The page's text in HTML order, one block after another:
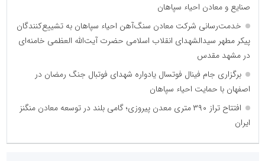
صنایع و معادن احیاء سپاهان
خدمت‌رسانی شرکت معادن سنگ‌آهن احیاء سپاهان به تشییع‌کنندگان
پیکر مطهر سیدالشهدای انقلاب اسلامی حضرت آیت‌الله العظمی خامنه‌ای
در مشهد مقدس
برگزاری جام فینال فوتسال یادواره شهدای فوتبال جنگ رمضان در
اصفهان با حمایت احیاء سپاهان
افتتاح تراز ۳۹۰ متری معدن پیروزی؛ گامی بلند در توسعه معادن منگنز
ایران